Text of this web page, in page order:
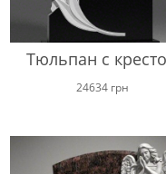
Тюльпан с
24634 грн